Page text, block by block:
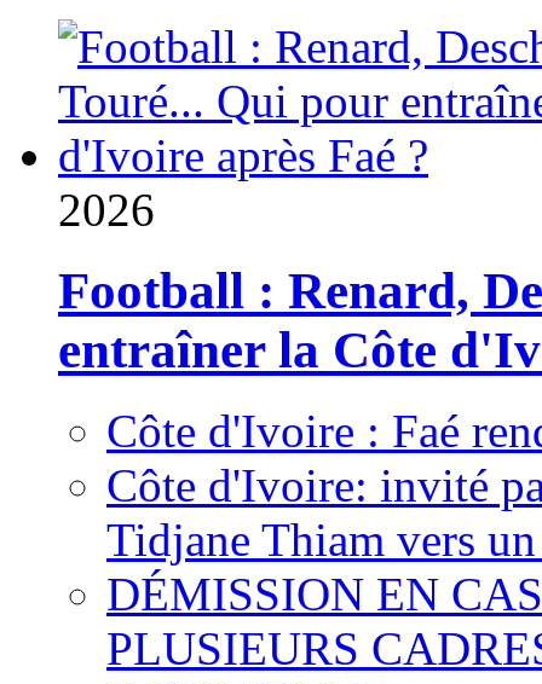
2026
Football : Renard,
entraîner la Côte
Côte d'Ivoire : Faé
Côte d'Ivoire: invité
Tidjane Thiam vers
DÉMISSION EN
PLUSIEURS